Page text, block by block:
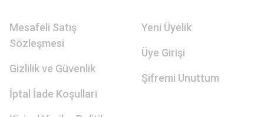
Mesafeli Satış
Sözleşmesi
Gizlilik ve Güvenlik
İptal İade Koşullari
Yeni Üyelik
Üye Girişi
Şifremi Unuttum